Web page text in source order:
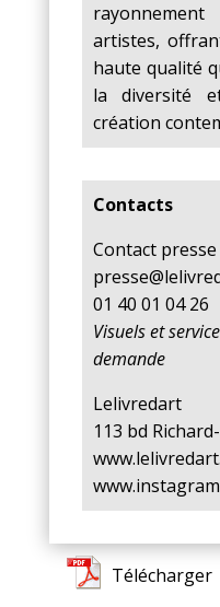
artistes,
haute qualité
la diversité
création
Contacts
Contact presse
01 40 01 04 26
Visuels et
demande
Lelivredart
113 bd
Télécharger